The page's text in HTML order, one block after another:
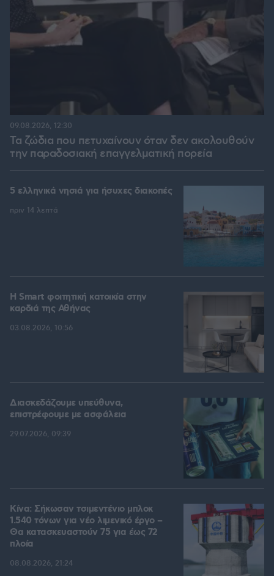
Τα ζώδια που πετυχαίνουν όταν δεν ακολουθούν
την παραδοσιακή επαγγελματική πορεία
09.08.2026, 12:30
5 ελληνικά νησιά για ήσυχες διακοπές
πριν 14 λεπτά
Η Smart φοιτητική κατοικία στην
καρδιά της Αθήνας
03.08.2026, 10:56
Διασκεδάζουμε υπεύθυνα,
επιστρέφουμε με ασφάλεια
29.07.2026, 09:39
Κίνα: Σήκωσαν τσιμεντένιο μπλοκ
1.540 τόνων για νέο λιμενικό έργο –
Θα κατασκευαστούν 75 για έως 72
πλοία
08.08.2026, 21:24